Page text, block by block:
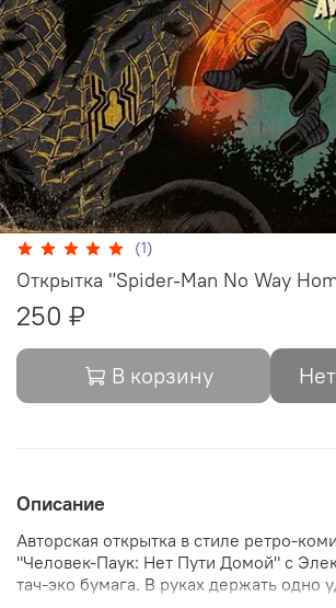
(1)
Открытка "Spider-Man No Way
250 ₽
В корзину
Описание
Авторская открытка в стиле ретро-
"Человек-Паук: Нет Пути Домой" с
тач-эко бумага. В руках держать одно